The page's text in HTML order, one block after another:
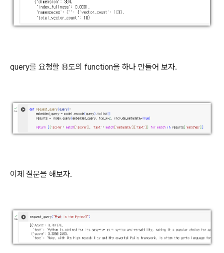
query를 요청할 용도의 function을 하나 만들어 보자.
이제 질문을 해보자.